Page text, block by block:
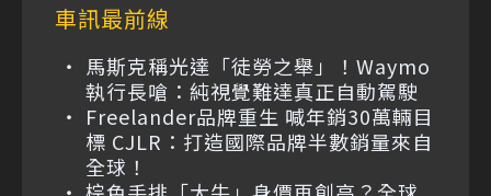
車訊最前線
馬斯克稱光達「徒勞之舉」！Waymo
執行長嗆：純視覺難達真正自動駕駛
Freelander品牌重生 喊年銷30萬輛目
標 CJLR：打造國際品牌半數銷量來自
全球！